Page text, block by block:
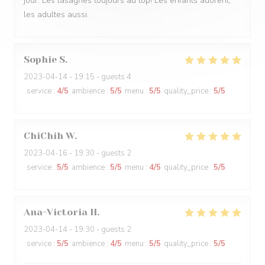
les adultes aussi.
Sophie S
2023-04-14 - 19:15 - guests 4
service : 4/5 ambience : 5/5 menu : 5/5 quality_price : 5/5
ChiChih W
2023-04-16 - 19:30 - guests 2
service : 5/5 ambience : 5/5 menu : 4/5 quality_price : 5/5
Ana-Victoria H
2023-04-14 - 19:30 - guests 2
service : 5/5 ambience : 4/5 menu : 5/5 quality_price : 5/5